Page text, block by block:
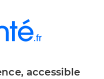
accessible